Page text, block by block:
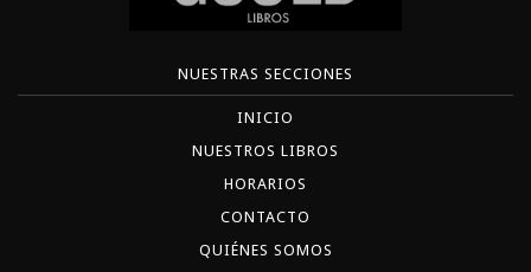
NUESTRAS SECCIONES
INICIO
NUESTROS LIBROS
HORARIOS
CONTACTO
QUIÉNES SOMOS